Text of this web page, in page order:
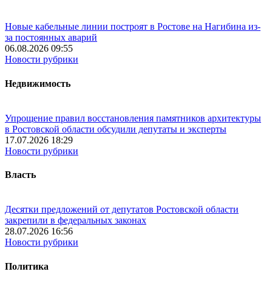
Новые кабельные линии построят в Ростове на Нагибина из-
за постоянных аварий
06.08.2026 09:55
Новости рубрики
Недвижимость
Упрощение правил восстановления памятников архитектуры
в Ростовской области обсудили депутаты и эксперты
17.07.2026 18:29
Новости рубрики
Власть
Десятки предложений от депутатов Ростовской области
закрепили в федеральных законах
28.07.2026 16:56
Новости рубрики
Политика